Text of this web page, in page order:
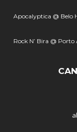
Apocalyptica @ Belo
Rock N’ Bira @ Porto